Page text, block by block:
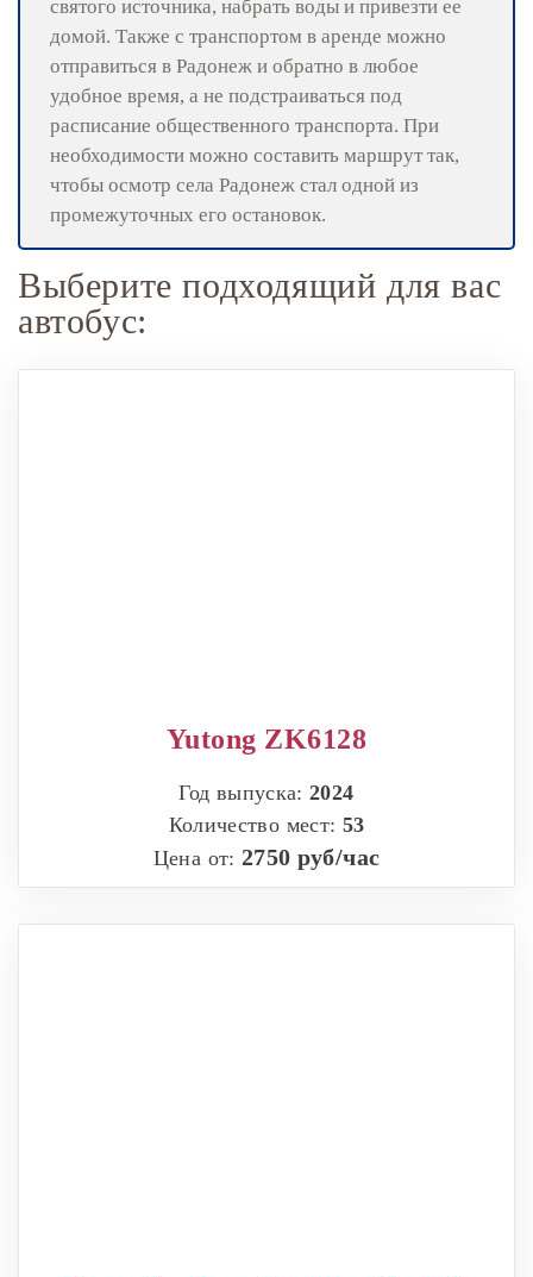
святого источника, набрать воды и привезти ее
домой. Также с транспортом в аренде можно
отправиться в Радонеж и обратно в любое
удобное время, а не подстраиваться под
расписание общественного транспорта. При
необходимости можно составить маршрут так,
чтобы осмотр села Радонеж стал одной из
промежуточных его остановок.
Выберите подходящий для вас
автобус:
Yutong ZK6128
Год выпуска:2024
Количество мест: 53
Цена от: 2750 руб/час